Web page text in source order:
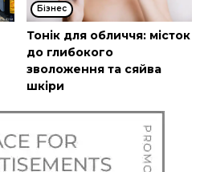
Бізнес
Тонік для обличчя: місток
до глибокого
зволоження та сяйва
шкіри